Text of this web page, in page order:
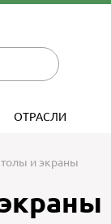
ОТРАСЛИ
и экраны